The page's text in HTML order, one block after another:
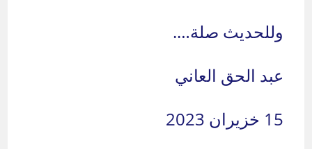
وللحديث صلة….
عبد الحق العاني
15 خزيران 2023